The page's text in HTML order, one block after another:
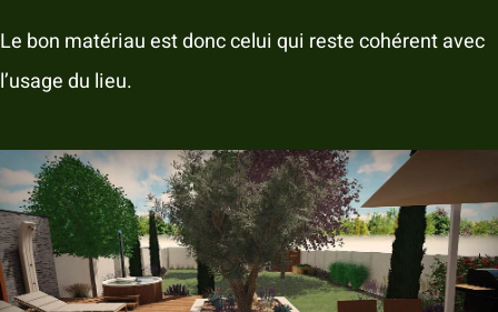
Le bon matériau est donc celui qui reste cohérent avec
l’usage du lieu.